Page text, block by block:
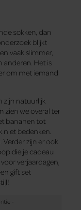
sokken, dan
blijkt
vaak slimmer,
anderen. Het is
om met iemand
zijn natuurlijk
zien we overal ter
bananen tot
niet bedenken.
Verder zijn er ook
die je cadeau
verjaardagen,
gift set